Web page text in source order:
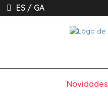
ES / GA
Novidades